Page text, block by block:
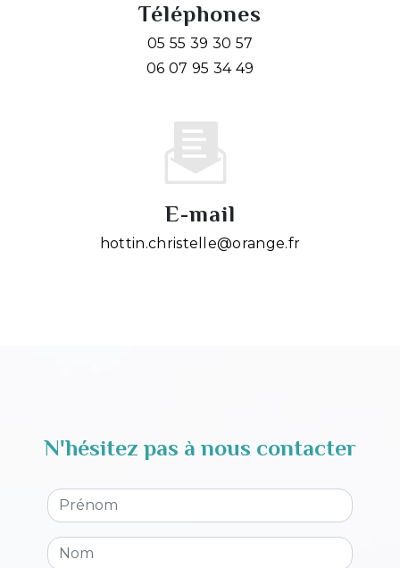
Téléphones
05 55 39 30 57
06 07 95 34 49
E-mail
hottin.christelle@orange.fr
N'hésitez pas à nous contacter